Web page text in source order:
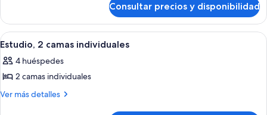
cama
de
matrimonio
grande
1
cama
de
grande
Consultar precios y disponibilidad
Abrir
todas
las
fotos
de
Habitación de hotel con dos camas,
8
Estudio, 2 camas individuales
4 huéspedes
2 camas individuales
Ver más detalles
Más